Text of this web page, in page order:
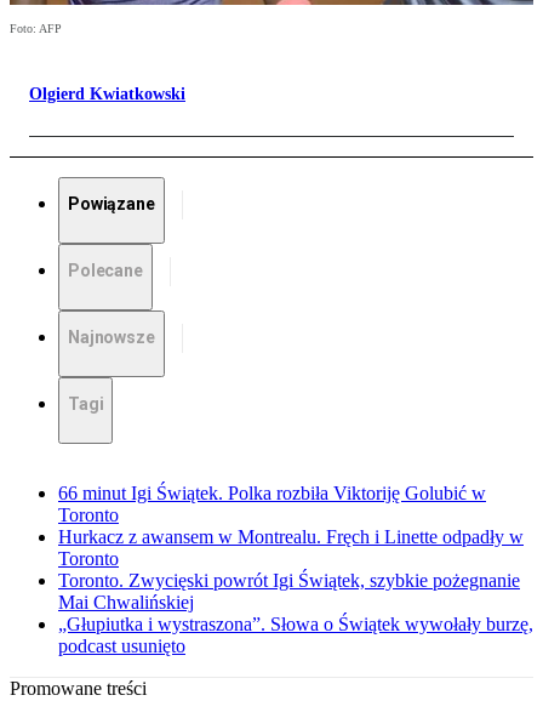
Foto: AFP
Olgierd Kwiatkowski
Powiązane
Polecane
Najnowsze
Tagi
66 minut Igi Świątek. Polka rozbiła Viktoriję Golubić w
Toronto
Hurkacz z awansem w Montrealu. Fręch i Linette odpadły w
Toronto
Toronto. Zwycięski powrót Igi Świątek, szybkie pożegnanie
Mai Chwalińskiej
„Głupiutka i wystraszona”. Słowa o Świątek wywołały burzę,
podcast usunięto
Promowane treści